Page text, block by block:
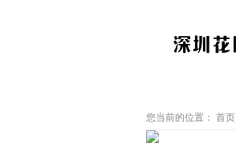
您当前的位置： 首页